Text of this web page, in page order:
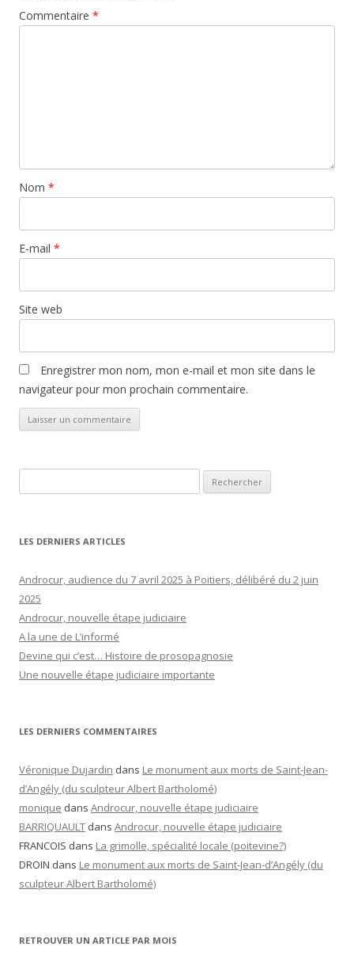
Commentaire *
Nom *
E-mail *
Site web
Enregistrer mon nom, mon e-mail et mon site dans le
navigateur pour mon prochain commentaire.
LES DERNIERS ARTICLES
Androcur, audience du 7 avril 2025 à Poitiers, délibéré du 2 juin
2025
Androcur, nouvelle étape judiciaire
A la une de L’informé
Devine qui c’est… Histoire de prosopagnosie
Une nouvelle étape judiciaire importante
LES DERNIERS COMMENTAIRES
Véronique Dujardin dans Le monument aux morts de Saint-Jean-
d’Angély (du sculpteur Albert Bartholomé)
monique dans Androcur, nouvelle étape judiciaire
BARRIQUAULT dans Androcur, nouvelle étape judiciaire
FRANCOIS dans La grimolle, spécialité locale (poitevine?)
DROIN dans Le monument aux morts de Saint-Jean-d’Angély (du
sculpteur Albert Bartholomé)
RETROUVER UN ARTICLE PAR MOIS